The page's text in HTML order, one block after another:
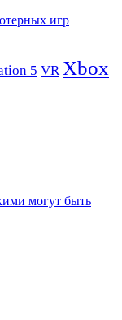
игр
5 VR Xbox
могут быть